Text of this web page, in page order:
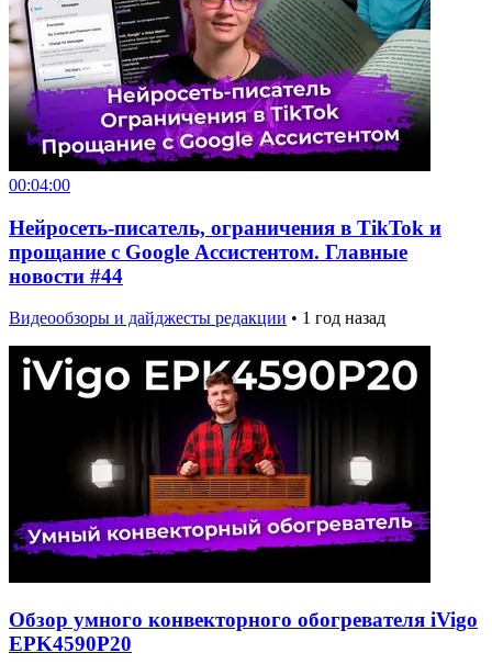
00:04:00
Нейросеть-писатель, ограничения в TikTok и
прощание с Google Ассистентом. Главные
новости #44
Видеообзоры и дайджесты редакции • 1 год назад
Обзор умного конвекторного обогревателя iVigo
EPK4590P20